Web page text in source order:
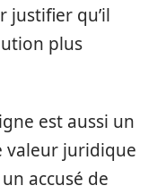
justifier qu’il
plus
est aussi un
valeur juridique
accusé de